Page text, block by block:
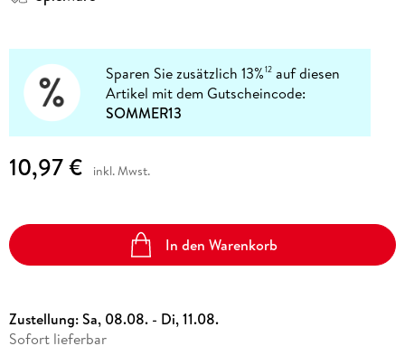
Sparen Sie zusätzlich 13%12 auf diesen
Artikel mit dem Gutscheincode:
SOMMER13
10,97 € inkl. Mwst.
In den Warenkorb
Zustellung:Sa, 08.08. - Di, 11.08.
Sofort lieferbar